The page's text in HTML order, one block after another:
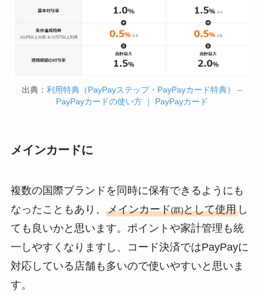
出典： 利用特典（PayPayステップ・PayPayカード特典） –
PayPayカードの使い方 ｜ PayPayカード
メインカードに
複数の国際ブランドを同時に保有できるようにも
なったこともあり、 メインカード(群)として使用し
ても良いかと思います。ポイントや家計管理も統
一しやすくなりますし、コード決済ではPayPayに
対応している店舗も多いので使いやすいと思いま
す。